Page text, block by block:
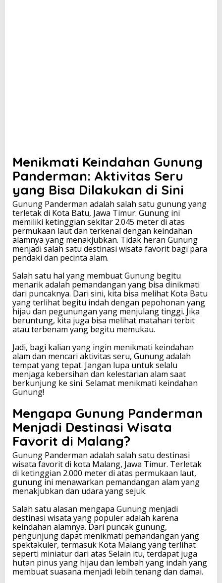
Menikmati Keindahan Gunung
Panderman: Aktivitas Seru
yang Bisa Dilakukan di Sini
Gunung Panderman adalah salah satu gunung yang
terletak di Kota Batu, Jawa Timur. Gunung ini
memiliki ketinggian sekitar 2.045 meter di atas
permukaan laut dan terkenal dengan keindahan
alamnya yang menakjubkan. Tidak heran Gunung
menjadi salah satu destinasi wisata favorit bagi para
pendaki dan pecinta alam.
Salah satu hal yang membuat Gunung begitu
menarik adalah pemandangan yang bisa dinikmati
dari puncaknya. Dari sini, kita bisa melihat Kota Batu
yang terlihat begitu indah dengan pepohonan yang
hijau dan pegunungan yang menjulang tinggi. Jika
beruntung, kita juga bisa melihat matahari terbit
atau terbenam yang begitu memukau.
Jadi, bagi kalian yang ingin menikmati keindahan
alam dan mencari aktivitas seru, Gunung adalah
tempat yang tepat. Jangan lupa untuk selalu
menjaga kebersihan dan kelestarian alam saat
berkunjung ke sini. Selamat menikmati keindahan
Gunung!
Mengapa Gunung Panderman
Menjadi Destinasi Wisata
Favorit di Malang?
Gunung Panderman adalah salah satu destinasi
wisata favorit di kota Malang, Jawa Timur. Terletak
di ketinggian 2.000 meter di atas permukaan laut,
gunung ini menawarkan pemandangan alam yang
menakjubkan dan udara yang sejuk.
Salah satu alasan mengapa Gunung menjadi
destinasi wisata yang populer adalah karena
keindahan alamnya. Dari puncak gunung,
pengunjung dapat menikmati pemandangan yang
spektakuler, termasuk Kota Malang yang terlihat
seperti miniatur dari atas Selain itu, terdapat juga
hutan pinus yang hijau dan lembah yang indah yang
membuat suasana menjadi lebih tenang dan damai.